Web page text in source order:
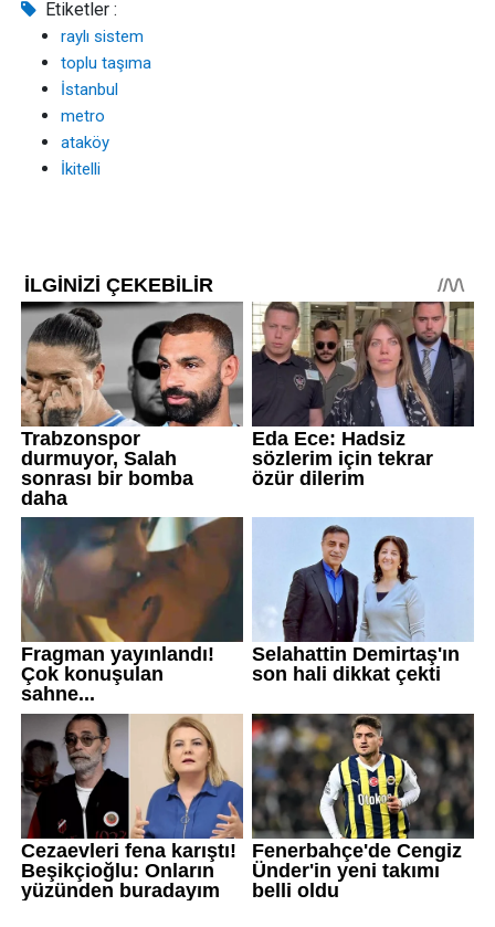
Etiketler :
raylı sistem
toplu taşıma
İstanbul
metro
ataköy
İkitelli